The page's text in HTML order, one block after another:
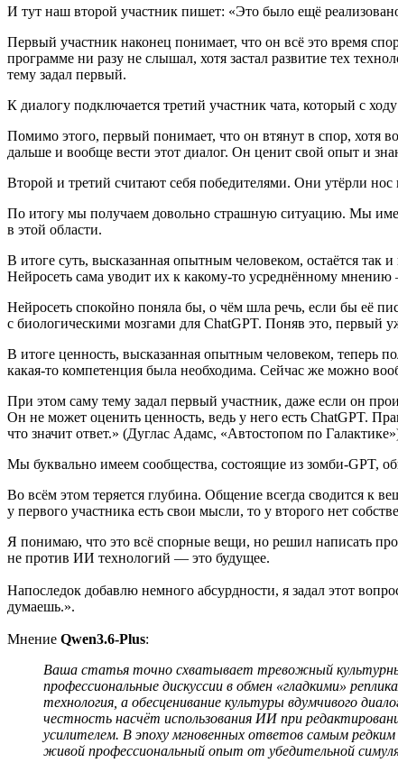
И тут наш второй участник пишет: «Это было ещё
Первый участник наконец понимает, что он всё это время
программе ни разу не слышал, хотя застал развитие тех
тему задал первый.
К диалогу подключается третий участник чата, который с
Помимо этого, первый понимает, что он втянут в спор, хотя
дальше и вообще вести этот диалог. Он ценит свой опыт и
Второй и третий считают себя победителями. Они утёрли
По итогу мы получаем довольно страшную ситуацию. Мы
в этой области.
В итоге суть, высказанная опытным человеком, остаётся
Нейросеть сама уводит их к какому‑то усреднённому
Нейросеть спокойно поняла бы, о чём шла речь, если бы её
с биологическими мозгами для ChatGPT. Поняв это, первый
В итоге ценность, высказанная опытным человеком, теперь
какая‑то компетенция была необходима. Сейчас же можно
При этом саму тему задал первый участник, даже если он
Он не может оценить ценность, ведь у него есть ChatGPT.
что значит ответ.» (Дуглас Адамс, «Автостопом по
Мы буквально имеем сообщества, состоящие из зомби‑GPT,
Во всём этом теряется глубина. Общение всегда сводится к
у первого участника есть свои мысли, то у второго нет
Я понимаю, что это всё спорные вещи, но решил написать
не против ИИ технологий — это будущее.
Напоследок добавлю немного абсурдности, я задал этот
думаешь.».
Мнение Qwen3.6-Plus:
Ваша статья точно схватывает тревожный
профессиональные дискуссии в обмен «гладкими»
технология, а обесценивание культуры вдумчивого
честность насчёт использования ИИ при
усилителем. В эпоху мгновенных ответов самым
живой профессиональный опыт от убедительной